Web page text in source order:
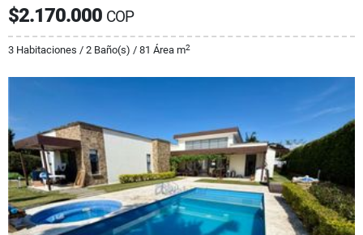
$2.170.000 COP
3 Habitaciones / 2 Baño(s) / 81 Área m2